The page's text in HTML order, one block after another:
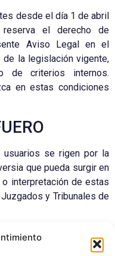
desde el día 1 de abril
reserva el derecho de
Aviso Legal en el
la legislación vigente,
de criterios internos.
en estas condiciones
se rigen por la
que pueda surgir en
interpretación de estas
y Tribunales de